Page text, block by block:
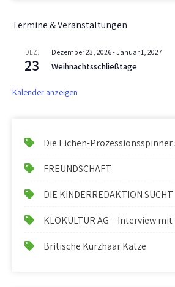
Termine & Veranstaltungen
DEZ.
23
Dezember 23, 2026- Januar 1, 2027
Weihnachtsschließtage
Kalender anzeigen
Die Eichen-
FREUNDSCHAFT
DIE KINDERREDAKTION SUCHT
KLOKULTUR AG – Interview
Britische Kurzhaar Katze